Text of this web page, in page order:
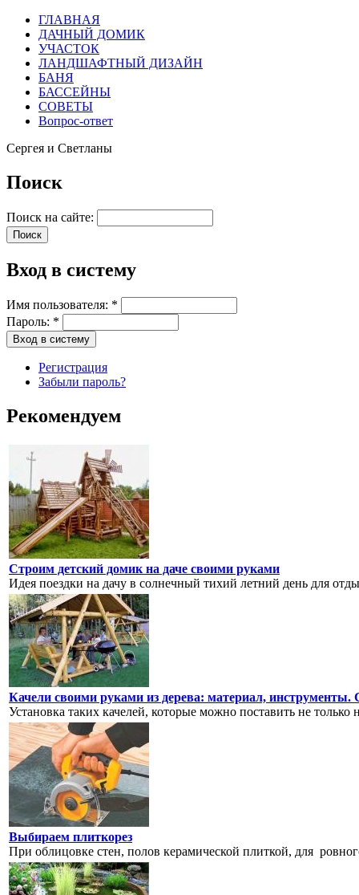
ГЛАВНАЯ
ДАЧНЫЙ ДОМИК
УЧАСТОК
ЛАНДШАФТНЫЙ ДИЗАЙН
БАНЯ
БАССЕЙНЫ
СОВЕТЫ
Вопрос-ответ
Сергея и Светланы
Поиск
Поиск на сайте:
Вход в систему
Имя пользователя: *
Пароль: *
Регистрация
Забыли пароль?
Рекомендуем
Строим детский домик на даче своими руками
Идея поездки на дачу в солнечный тихий летний день для
Качели своими руками из дерева: материал, инструменты.
Установка таких качелей, которые можно поставить не
Выбираем плиткорез
При облицовке стен, полов керамической плиткой, для